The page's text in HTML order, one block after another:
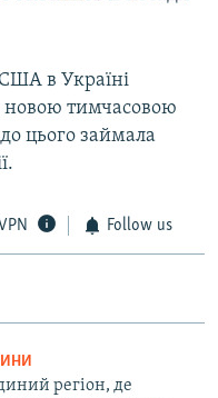
в Україні
новою тимчасовою
цього займала
Follow us
регіон, де